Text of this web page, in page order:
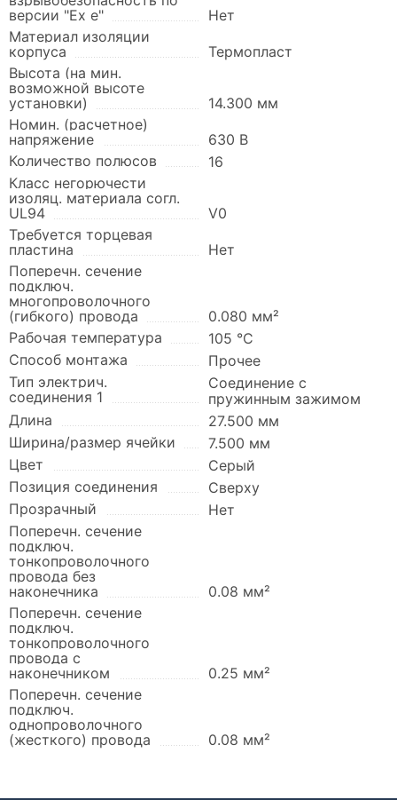
версии "Ex e"
Нет
Материал изоляции
корпуса
Термопласт
Высота (на мин.
возможной высоте
установки)
14.300 мм
Номин. (расчетное)
напряжение
630 В
Количество полюсов
16
Класс негорючести
изоляц. материала согл.
UL94
V0
Требуется торцевая
пластина
Нет
Поперечн. сечение
подключ.
многопроволочного
(гибкого) провода
0.080 мм²
Рабочая температура
105 °C
Способ монтажа
Прочее
Тип электрич.
соединения 1
Соединение с
пружинным зажимом
Длина
27.500 мм
Ширина/размер ячейки
7.500 мм
Цвет
Серый
Позиция соединения
Сверху
Прозрачный
Нет
Поперечн. сечение
подключ.
тонкопроволочного
провода без
наконечника
0.08 мм²
Поперечн. сечение
подключ.
тонкопроволочного
провода с
наконечником
0.25 мм²
Поперечн. сечение
подключ.
однопроволочного
(жесткого) провода
0.08 мм²